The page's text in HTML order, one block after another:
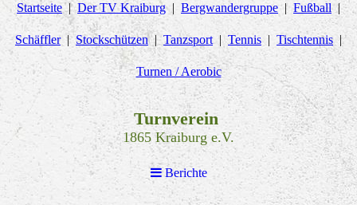
Startseite Der TV Kraiburg Bergwandergruppe Fußball
Schäffler Stockschützen Tanzsport Tennis Tischtennis
Turnen / Aerobic
Turnverein
1865 Kraiburg e.V.
Berichte